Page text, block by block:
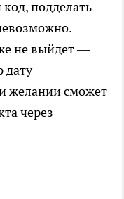
подделать
не выйдет —
дату
желании сможет
через